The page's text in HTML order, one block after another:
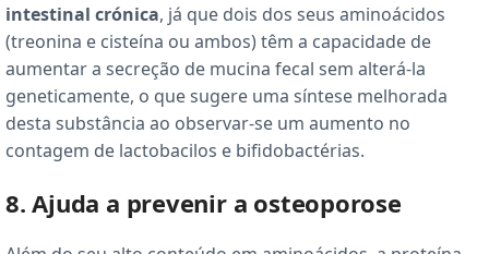
intestinal crónica, já que dois dos seus aminoácidos
(treonina e cisteína ou ambos) têm a capacidade de
aumentar a secreção de mucina fecal sem alterá-la
geneticamente, o que sugere uma síntese melhorada
desta substância ao observar-se um aumento no
contagem de lactobacilos e bifidobactérias.
8. Ajuda a prevenir a osteoporose